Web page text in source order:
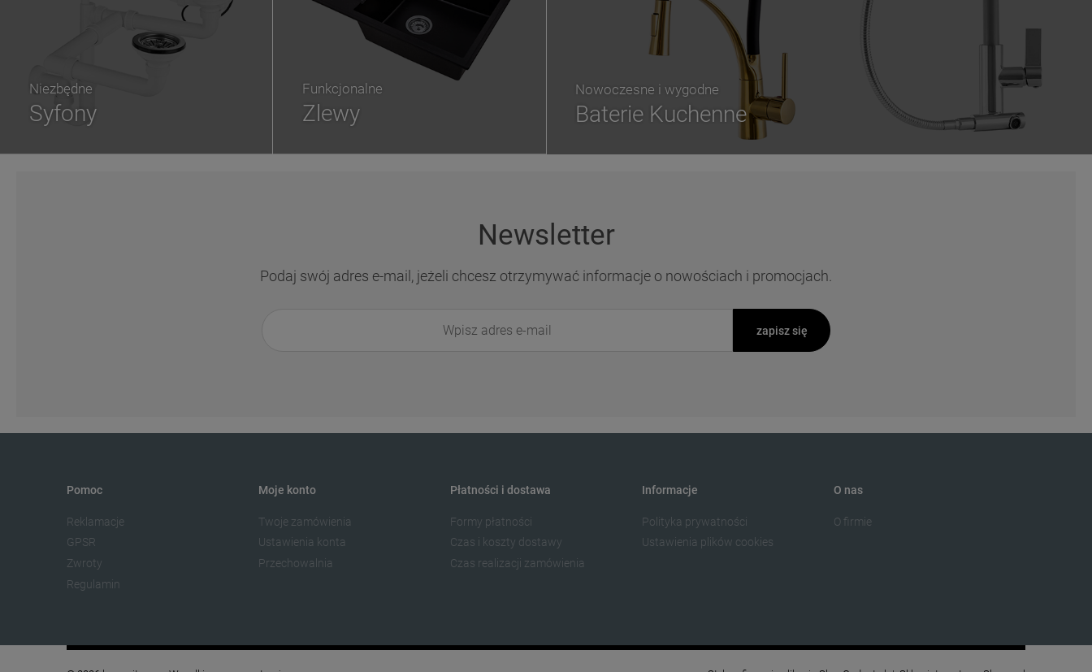
Nowoczesne i wygodne
Baterie Kuchenne
Niezbędne
Syfony
Funkcjonalne
Zlewy
Newsletter
Podaj swój adres e-mail, jeżeli chcesz otrzymywać informacje o nowościach i promocjach.
zapisz się
Pomoc
Reklamacje
GPSR
Zwroty
Regulamin
Moje konto
Twoje zamówienia
Ustawienia konta
Przechowalnia
Płatności i dostawa
Formy płatności
Czas i koszty dostawy
Czas realizacji zamówienia
Informacje
Polityka prywatności
Ustawienia plików cookies
O nas
O firmie